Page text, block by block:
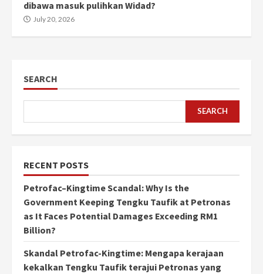
dibawa masuk pulihkan Widad?
July 20, 2026
SEARCH
SEARCH
RECENT POSTS
Petrofac–Kingtime Scandal: Why Is the
Government Keeping Tengku Taufik at Petronas
as It Faces Potential Damages Exceeding RM1
Billion?
Skandal Petrofac-Kingtime: Mengapa kerajaan
kekalkan Tengku Taufik terajui Petronas yang